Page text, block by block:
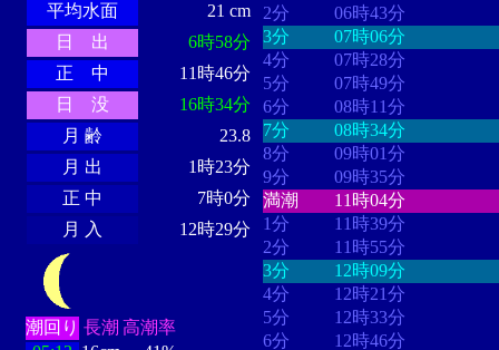
平均水面
21 cm
日 出
6時58分
正 中
11時46分
日 没
16時34分
月 齢
23.8
月 出
1時23分
正 中
7時0分
月 入
12時29分
潮回り 長潮 高潮率
2分
06時43分
3分
07時06分
4分
07時28分
5分
07時49分
6分
08時11分
7分
08時34分
8分
09時01分
9分
09時35分
満潮
11時04分
1分
11時39分
2分
11時55分
3分
12時09分
4分
12時21分
5分
12時33分
6分
12時46分